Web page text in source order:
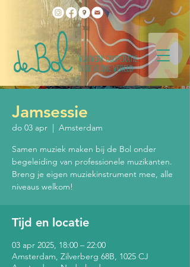
Jamsessie
do 03 apr
  |
Amsterdam
Samen muziek maken bij de Bol onder
begeleiding van professionele muzikanten.
Breng je eigen muziekinstrument mee, alle
niveaus welkom!
Tijd en locatie
03 apr 2025, 18:00 – 22:00
Amsterdam, Zilverberg 68B, 1025 CJ